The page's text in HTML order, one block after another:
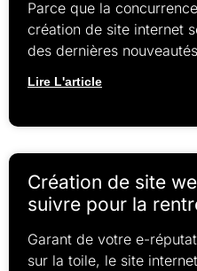
Parce que la
création de site internet
des dernières
Lire L'article
Création de site
suivre pour la
Garant de votre e-
sur la toile, le site